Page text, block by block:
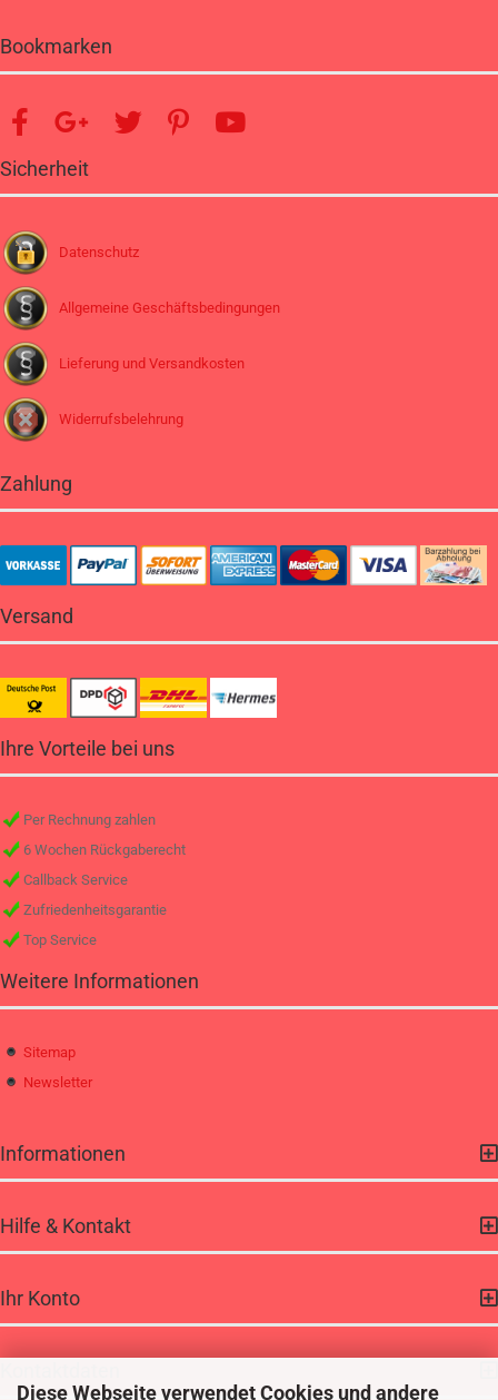
Diese Webseite verwendet Cookies und andere
Bookmarken
Sicherheit
Datenschutz
Allgemeine Geschäftsbedingungen
Lieferung und Versandkosten
Widerrufsbelehrung
Zahlung
Versand
Ihre Vorteile bei uns
Per Rechnung zahlen
6 Wochen Rückgaberecht
Callback Service
Zufriedenheitsgarantie
Top Service
Weitere Informationen
Sitemap
Newsletter
Informationen
Hilfe & Kontakt
Ihr Konto